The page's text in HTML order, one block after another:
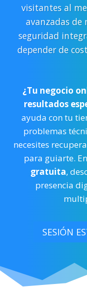
visitantes al
avanzadas de
seguridad
depender de
¿Tu negocio
resultados
ayuda con tu
problemas
necesites
para guiarte.
gratuita,
presencia
SESIÓN